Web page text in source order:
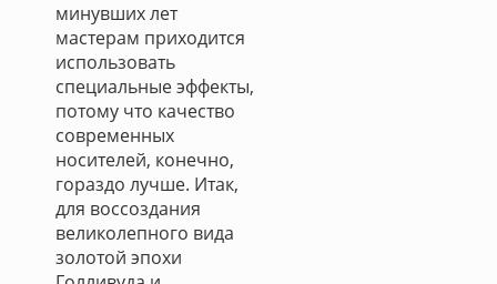
минувших лет
мастерам приходится
использовать
специальные эффекты,
потому что качество
современных
носителей, конечно,
гораздо лучше. Итак,
для воссоздания
великолепного вида
золотой эпохи